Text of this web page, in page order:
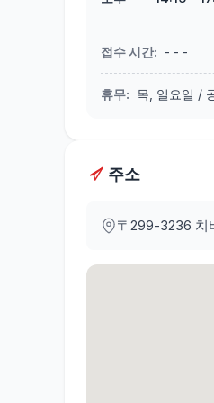
접수 시간: - - -
휴무: 목, 일요일 /
주소
〒299-3236 치